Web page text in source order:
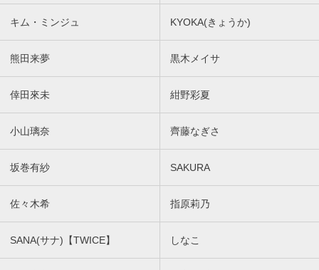
キム・ミンジュ KYOKA(きょうか)
熊田来夢 黒木メイサ
倖田來未 紺野彩夏
小山璃奈 齊藤なぎさ
坂巻有紗 SAKURA
佐々木希 指原莉乃
SANA(サナ)【TWICE】 しなこ